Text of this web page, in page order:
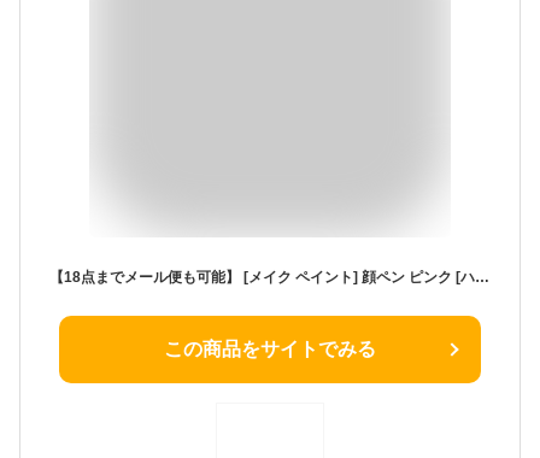
【18点までメール便も可能】 [メイク ペイント] 顔ペン ピンク [ハロウィン 仮装 コスプレ 化粧 フェイスペイント メイク用品 イベント 応援グッズ パーティーグッズ]【B-0268_779412】
この商品をサイトでみる